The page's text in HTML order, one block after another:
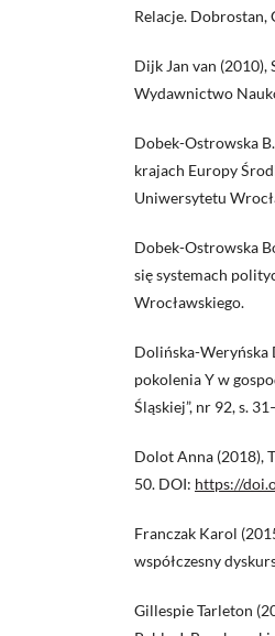
Relacje. Dobrostan,
Dijk Jan van (2010),
Wydawnictwo
Dobek-Ostrowska
krajach Europy
Uniwersytetu
Dobek-Ostrowska
się systemach
Wrocławskiego.
Dolińska-
pokolenia Y w
Śląskiej”, nr 92, s.
Dolot Anna (2018),
50. DOI: https://
Franczak Karol
współczesny
Gillespie Tarleton